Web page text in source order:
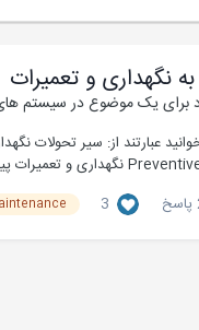
نگهداری و تعمیرات
برای یک موضوع درسیستم
3